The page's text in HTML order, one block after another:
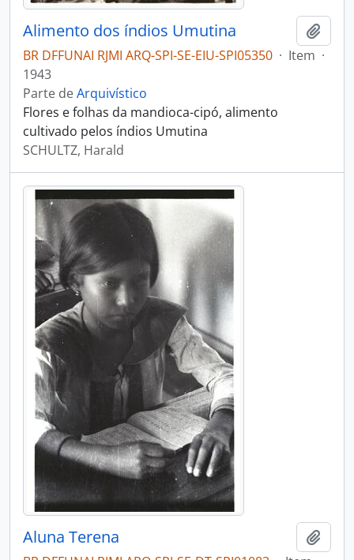
Alimento dos índios Umutina
BR DFFUNAI RJMI ARQ-SPI-SE-EIU-SPI05350 · Item ·
1943
Parte deArquivístico
Flores e folhas da mandioca-cipó, alimento
cultivado pelos índios Umutina
SCHULTZ, Harald
Aluna Terena